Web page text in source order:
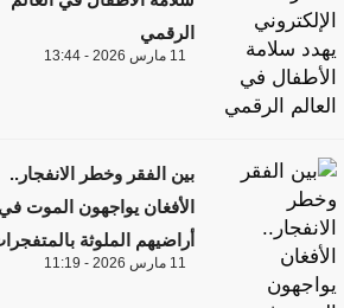
الرقمي
11 مارس 2026 - 13:44
بين الفقر وخطر الانفجار..
الأفغان يواجهون الموت في
أراضيهم الملوثة
11 مارس 2026 - 11:19